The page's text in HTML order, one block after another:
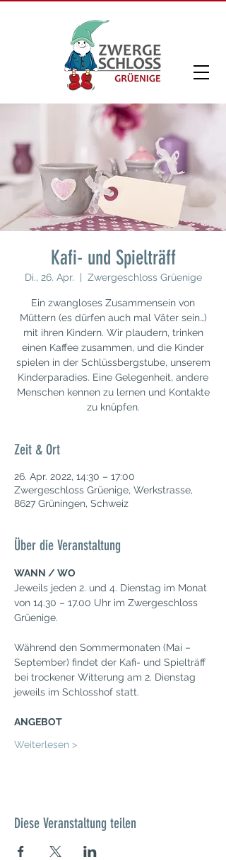
Kafi- und Spielträff
Di., 26. Apr. Zwergeschloss Grüenige
Ein zwangloses Zusammensein von
Müttern (es dürfen auch mal Väter sein…)
mit ihren Kindern. Wir plaudern, trinken
einen Kaffee zusammen, und die Kinder
spielen in der Schlüssbergstube, unserem
Kinderparadies. Eine Gelegenheit, andere
Menschen kennen zu lernen und Kontakte
zu knüpfen.
Zeit & Ort
26. Apr. 2022, 14:30 – 17:00
Zwergeschloss Grüenige, Werkstrasse,
8627 Grüningen, Schweiz
Über die Veranstaltung
WANN / WO
Jeweils jeden 2. und 4. Dienstag im Monat
von 14.30 – 17.00 Uhr im Zwergeschloss
Grüenige.
Während den Sommermonaten (Mai –
September) findet der Kafi- und Spielträff
bei trockener Witterung am 2. Dienstag
jeweils im Schlosshof statt.
ANGEBOT
Weiterlesen >
Diese Veranstaltung teilen